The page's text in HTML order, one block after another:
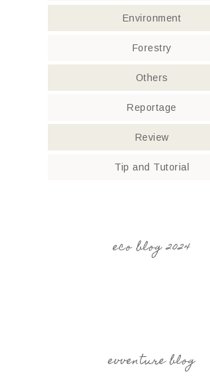
Environment
Forestry
Others
Reportage
Review
Tip and Tutorial
eco blog 2024
evventure blog